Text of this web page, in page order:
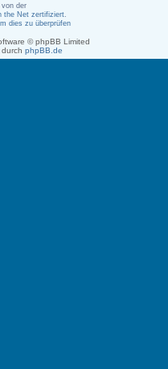
der
the Net zertifiziert
dies zu überprüfen
© phpBB Limited
phpBB.de